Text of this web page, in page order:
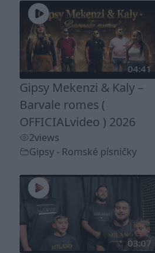
04:41
Gipsy Mekenzi & Kaly –
Barvale romes (
OFFICIALvideo ) 2026
2views
Gipsy - Romské písničky
03:07